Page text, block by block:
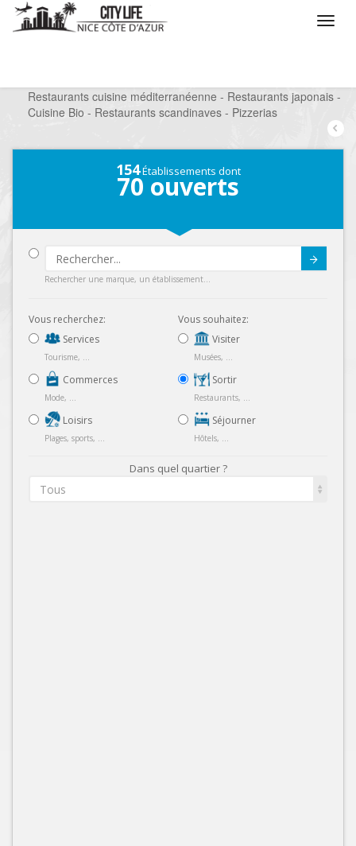
Restaurants cuisine méditerranéenne - Restaurants japonais -
Cuisine Bio - Restaurants scandinaves - Pizzerias
154Établissements dont
70 ouverts
Rechercher une marque, un établissement...
Vous recherchez:
Services
Tourisme, ...
Commerces
Mode, ...
Loisirs
Plages, sports, ...
Vous souhaitez:
Visiter
Musées, ...
Sortir
Restaurants, ...
Séjourner
Hôtels, ...
Dans quel quartier ?
Tous